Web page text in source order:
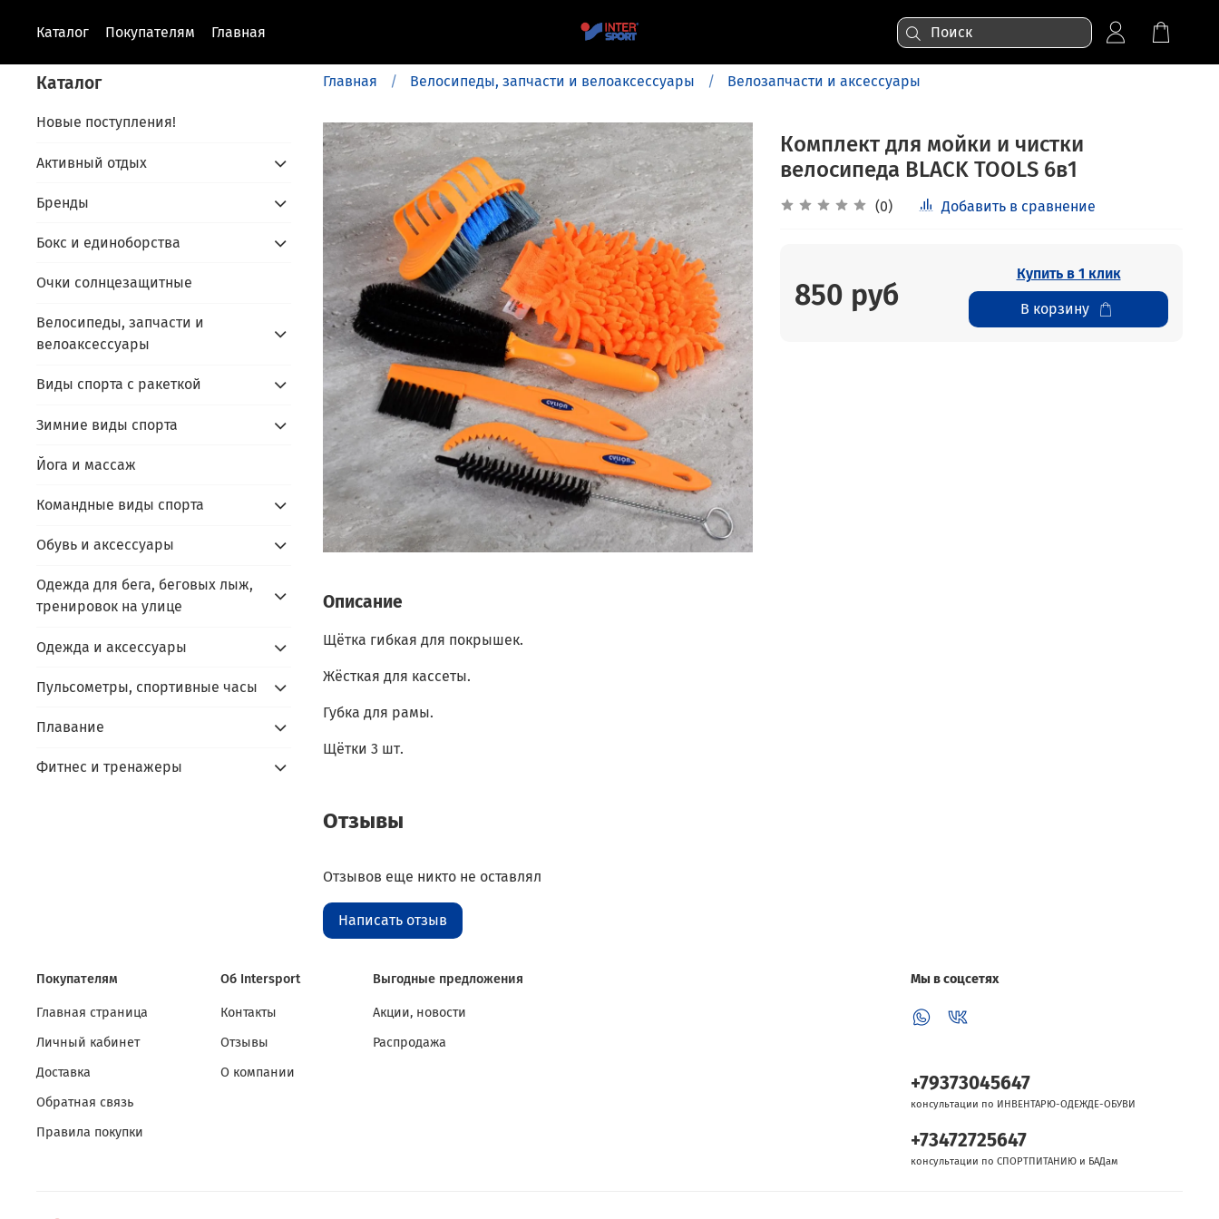
Каталог Покупателям Главная
Главная Велосипеды, запчасти и велоаксессуары Велозапчасти и аксессуары
Комплект для мойки и чистки
велосипеда BLACK TOOLS 6в1
(0) Добавить в сравнение
850 руб
Купить в 1 клик
В корзину
Описание
Щётка гибкая для покрышек.
Жёсткая для кассеты.
Губка для рамы.
Щётки 3 шт.
Отзывы
Отзывов еще никто не оставлял
Написать отзыв
Каталог
Новые поступления!
Активный отдых
Бренды
Бокс и единоборства
Очки солнцезащитные
Велосипеды, запчасти и
велоаксессуары
Виды спорта с ракеткой
Зимние виды спорта
Йога и массаж
Командные виды спорта
Обувь и аксессуары
Одежда для бега, беговых лыж,
тренировок на улице
Одежда и аксессуары
Пульсометры, спортивные часы
Плавание
Фитнес и тренажеры
Покупателям
Главная страница
Личный кабинет
Доставка
Обратная связь
Правила покупки
Об Intersport
Контакты
Отзывы
О компании
Выгодные предложения
Акции, новости
Распродажа
Мы в соцсетях
+79373045647
консультации по ИНВЕНТАРЮ-ОДЕЖДЕ-ОБУВИ
+73472725647
консультации по СПОРТПИТАНИЮ и БАДам